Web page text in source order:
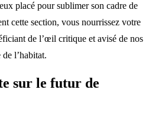
placé pour sublimer son cadre de
cette section, vous nourrissez votre
de l’œil critique et avisé de nos
l’habitat.
sur le futur de